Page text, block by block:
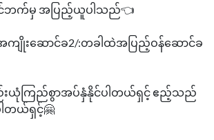
င်ဘက်မှ အပြည့်ယူပါသည်👈
အကျိုးဆောင်ခ2/:တခါထဲအပြည့်ဝန်ဆောင်ခ
းယုံကြည်စွာအပ်နှံနိုင်ပါတယ်ရှင့် ဧည့်သည်
တယ်ရှင့်🤗